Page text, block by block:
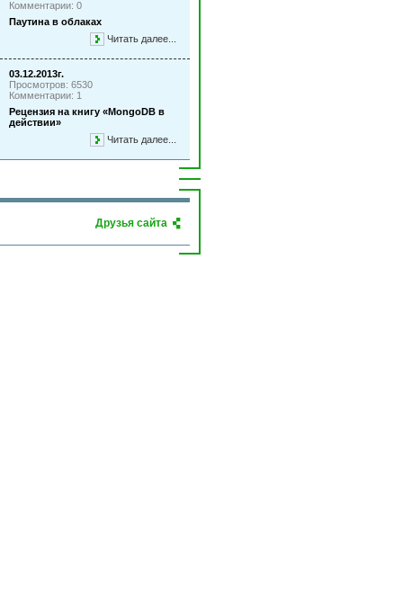
Комментарии: 0
Паутина в облаках
Читать далее...
03.12.2013г.
Просмотров: 6530
Комментарии: 1
Рецензия на книгу «MongoDB в
действии»
Читать далее...
Друзья сайта